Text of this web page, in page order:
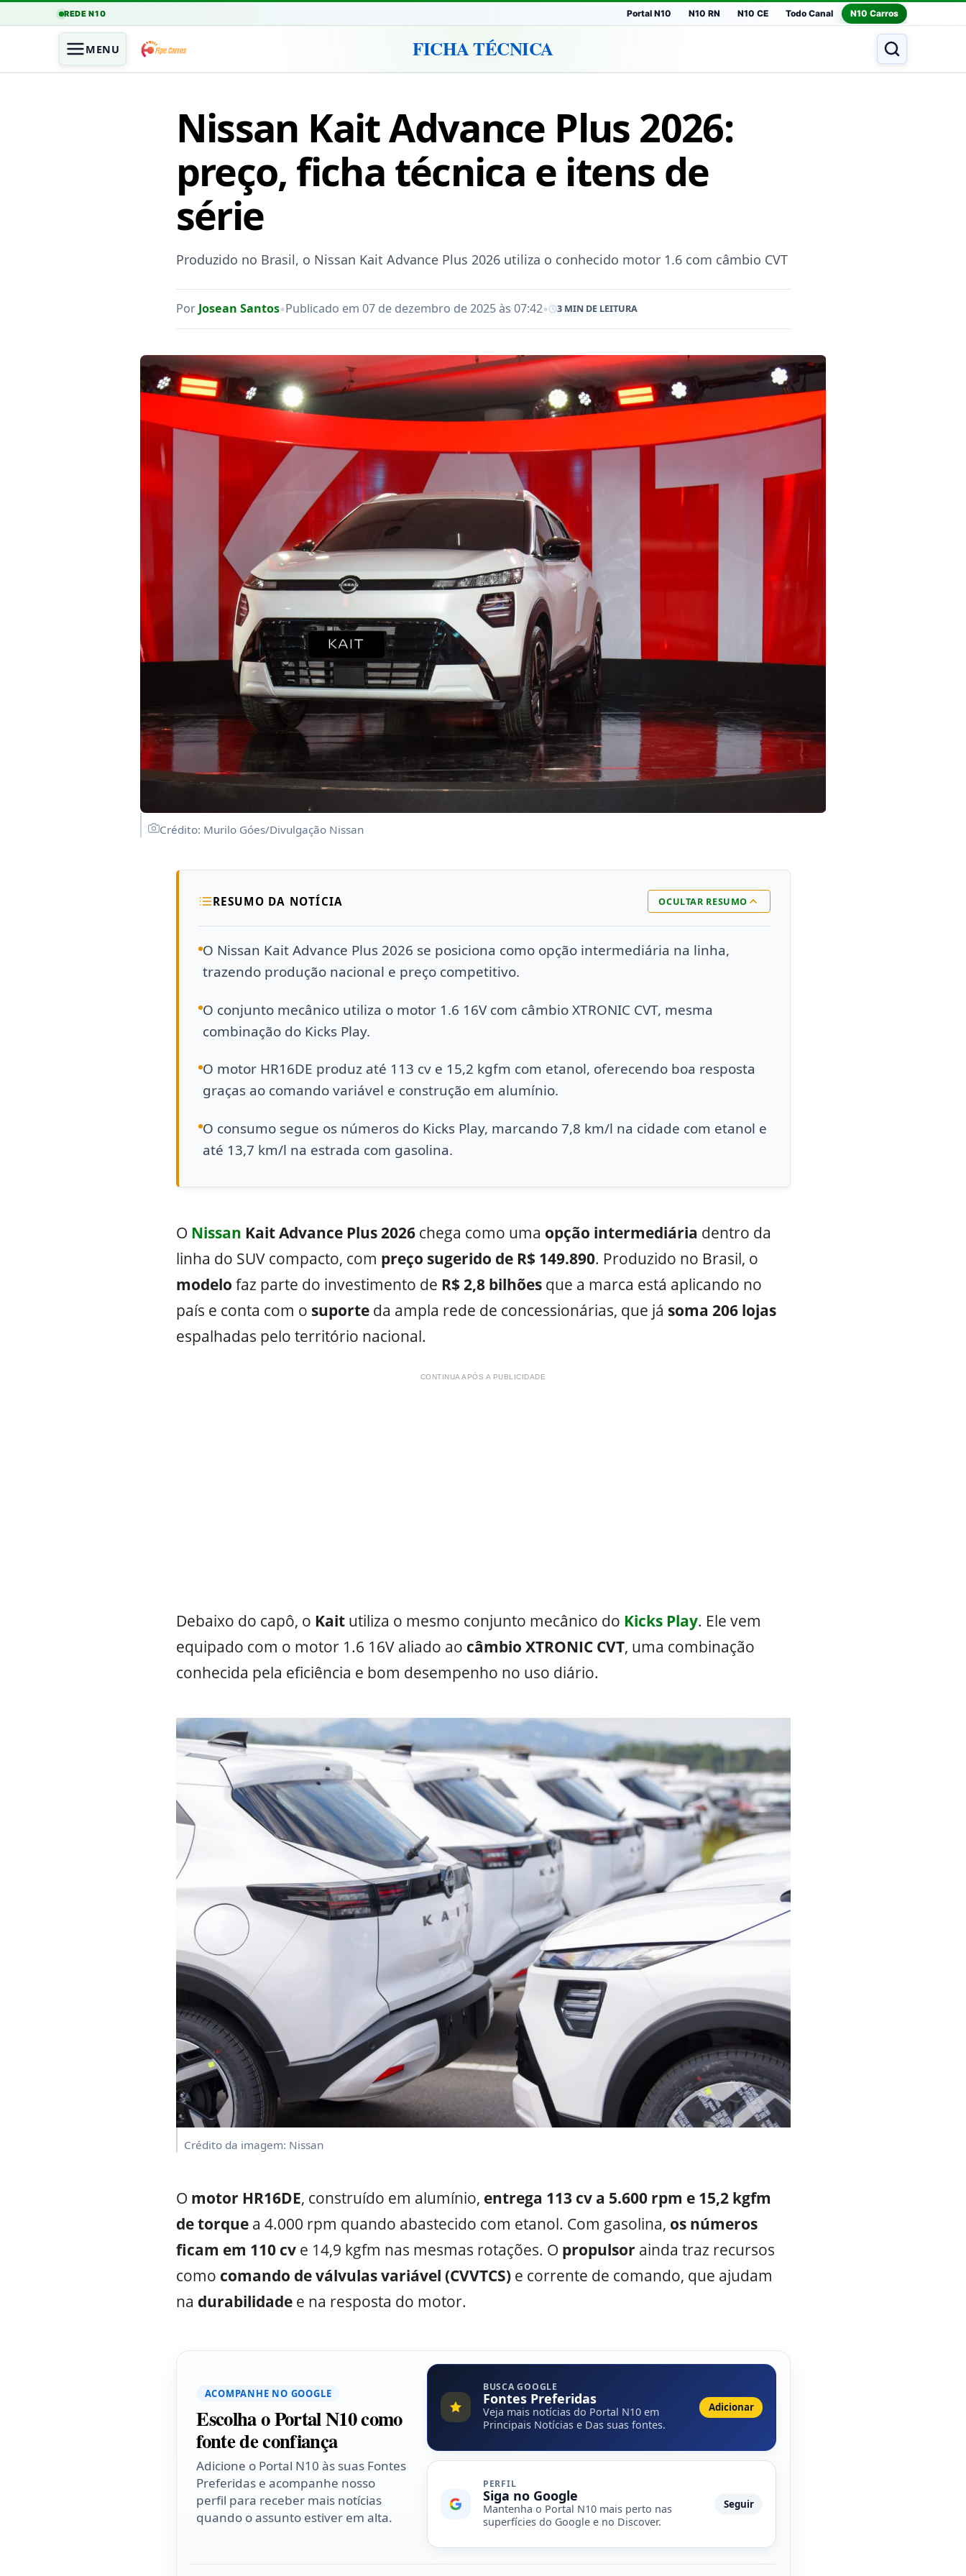
REDE N10 Portal N10 N10 RN N10 CE Todo Canal N10 Carros
MENU FICHA TÉCNICA
Nissan Kait Advance Plus 2026:
preço, ficha técnica e itens de
série
Produzido no Brasil, o Nissan Kait Advance Plus 2026 utiliza o conhecido motor 1.6 com câmbio CVT
Por Josean Santos•Publicado em 07 de dezembro de 2025 às 07:42• 3 MIN DE LEITURA
Crédito: Murilo Góes/Divulgação Nissan
RESUMO DA NOTÍCIA OCULTAR RESUMO
O Nissan Kait Advance Plus 2026 se posiciona como opção intermediária na linha,
trazendo produção nacional e preço competitivo.
O conjunto mecânico utiliza o motor 1.6 16V com câmbio XTRONIC CVT, mesma
combinação do Kicks Play.
O motor HR16DE produz até 113 cv e 15,2 kgfm com etanol, oferecendo boa resposta
graças ao comando variável e construção em alumínio.
O consumo segue os números do Kicks Play, marcando 7,8 km/l na cidade com etanol e
até 13,7 km/l na estrada com gasolina.
O Nissan Kait Advance Plus 2026chega como uma opção intermediária dentro da
linha do SUV compacto, com preço sugerido de R$ 149.890. Produzido no Brasil, o
modelo faz parte do investimento de R$ 2,8 bilhões que a marca está aplicando no
país e conta com o suporte da ampla rede de concessionárias, que já soma 206 lojas
espalhadas pelo território nacional.
CONTINUA APÓS A PUBLICIDADE
Debaixo do capô, o Kait utiliza o mesmo conjunto mecânico do Kicks Play. Ele vem
equipado com o motor 1.6 16V aliado ao câmbio XTRONIC CVT, uma combinação
conhecida pela eficiência e bom desempenho no uso diário.
Crédito da imagem: Nissan
O motor HR16DE, construído em alumínio, entrega 113 cv a 5.600 rpm e 15,2 kgfm
de torquea 4.000 rpm quando abastecido com etanol. Com gasolina, os números
ficam em 110 cve 14,9 kgfm nas mesmas rotações. O propulsor ainda traz recursos
como comando de válvulas variável (CVVTCS) e corrente de comando, que ajudam
na durabilidade e na resposta do motor.
ACOMPANHE NO GOOGLE
Escolha o Portal N10 como
fonte de confiança
Adicione o Portal N10 às suas Fontes
Preferidas e acompanhe nosso
perfil para receber mais notícias
quando o assunto estiver em alta.
BUSCA GOOGLE
Fontes Preferidas
Veja mais notícias do Portal N10 em
Principais Notícias e Das suas fontes.
Adicionar
PERFIL
Siga no Google
Mantenha o Portal N10 mais perto nas
superfícies do Google e no Discover.
Seguir